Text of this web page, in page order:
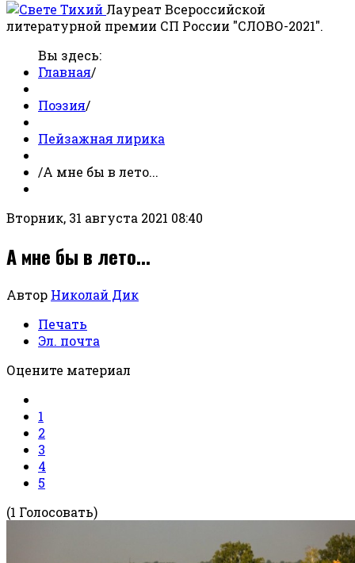
Лауреат Всероссийской
литературной премии СП России "СЛОВО-2021".
Вы здесь:
Главная/
Поэзия/
Пейзажная лирика
/А мне бы в лето...
Вторник, 31 августа 2021 08:40
А мне бы в лето...
Автор Николай Дик
Печать
Эл. почта
Оцените материал
1
2
3
4
5
(1 Голосовать)